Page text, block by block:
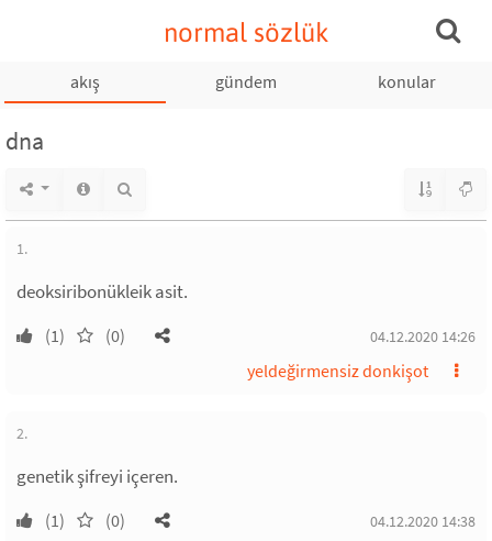
normal sözlük
akış gündem konular
dna
1.
deoksiribonükleik asit.
(1) (0) 04.12.2020 14:26
yeldeğirmensiz donkişot
2.
genetik şifreyi içeren.
(1) (0) 04.12.2020 14:38